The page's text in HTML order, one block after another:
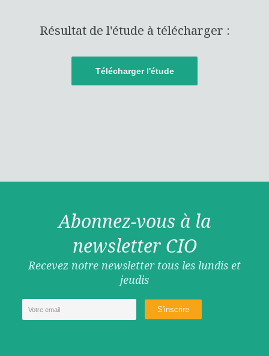
Résultat de l'étude à télécharger :
Télécharger l'étude
Abonnez-vous à la
newsletter CIO
Recevez notre newsletter tous les lundis et
jeudis